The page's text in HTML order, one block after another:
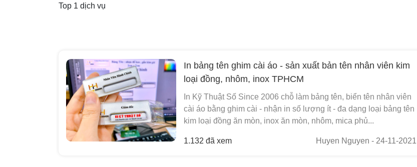
Top 1 dịch vụ
In bảng tên ghim cài áo - sản xuất bản tên nhân viên kim
loại đồng, nhôm, inox TPHCM
In Kỹ Thuật Số Since 2006 chỗ làm bảng tên, biển tên nhân viên
cài áo bằng ghim cài - nhận in số lượng ít - đa dạng loại bảng tên
kim loại đồng ăn mòn, inox ăn mòn, nhôm, mica phủ...
1.132 đã xem Huyen Nguyen - 24-11-2021